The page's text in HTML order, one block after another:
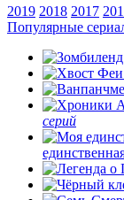
2019 2018 2017
Популярные
серий